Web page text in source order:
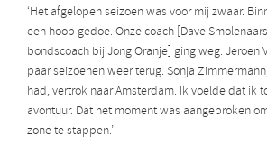
‘Het afgelopen seizoen was voor mij zwaar.
een hoop gedoe. Onze coach [Dave
bondscoach bij Jong Oranje] ging weg. Jeroen
paar seizoenen weer terug. Sonja
had, vertrok naar Amsterdam. Ik voelde dat ik
avontuur. Dat het moment was aangebroken
zone te stappen.’